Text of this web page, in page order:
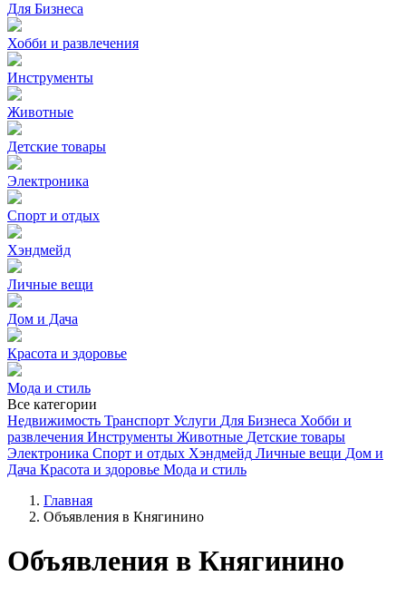
Для Бизнеса
Хобби и развлечения
Инструменты
Животные
Детские товары
Электроника
Спорт и отдых
Хэндмейд
Личные вещи
Дом и Дача
Красота и здоровье
Мода и стиль
Все категории
Недвижимость Транспорт Услуги Для Бизнеса Хобби и
развлечения Инструменты Животные Детские товары
Электроника Спорт и отдых Хэндмейд Личные вещи Дом и
Дача Красота и здоровье Мода и стиль
Главная
Объявления в Княгинино
Объявления в Княгинино